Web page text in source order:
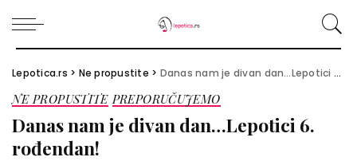
Lepotica.rs > Ne propustite > Danas nam je divan dan…Lepotici 6. rođendan!
NE PROPUSTITE PREPORUČUJEMO
Danas nam je divan dan…Lepotici 6.
rođendan!